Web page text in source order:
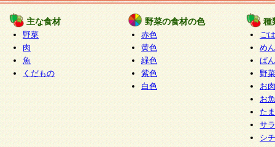
たものとみなされ、会員に対して適用されるもの
5.当社がお聞きする個人情報は、すべて会員登録
で提 供いただいたものと考えております。従っ
自らの個人情報の提供を希望されない場合には、
をお預かりいたしません が、提供されないこと
商品やサービス等をご利用いただけない場合があ
了承ください。
6.当社は、お客様から当社が保有している個人情
主な食材
野菜
肉
魚
くだもの
野菜の食材の色
赤色
黄色
緑色
紫色
白色
種
ご
めん
ぱん
野
お
お
た
サ
シ